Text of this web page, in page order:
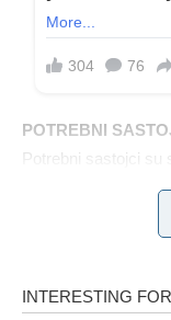
POTREBNI
Potrebni sastojci su
šalice svježeg sira
maslinovog ulja
izboru (oko 150 g);
žličica soli (5 g); tri